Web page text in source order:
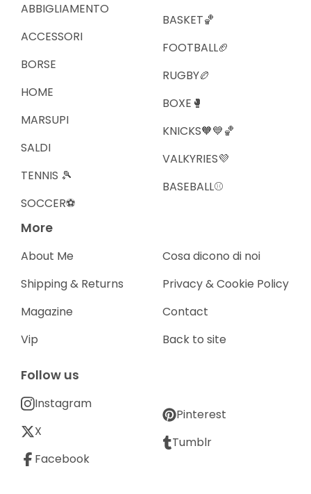
ABBIGLIAMENTO
ACCESSORI
BORSE
HOME
MARSUPI
SALDI
TENNIS 🎾
SOCCER⚽️
BASKET🏀
FOOTBALL🏈
RUGBY🏉
BOXE🥊
KNICKS🧡💙🏀
VALKYRIES💜
BASEBALL⚾️
More
About Me
Shipping & Returns
Magazine
Vip
Cosa dicono di noi
Privacy & Cookie Policy
Contact
Back to site
Follow us
Instagram
X
Facebook
Pinterest
Tumblr